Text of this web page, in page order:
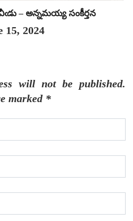
– అన్నమయ్య సంకీర్తన
15, 2024
will not be published.
marked *